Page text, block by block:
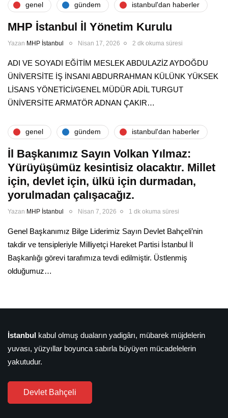
genel gündem i̇stanbul'dan haberler
MHP İstanbul İl Yönetim Kurulu
Yazan MHP İstanbul Nisan 17, 2026 2 dk okuma süresi
ADI VE SOYADI EĞİTİM MESLEK ABDULAZİZ AYDOĞDU
ÜNİVERSİTE İŞ İNSANI ABDURRAHMAN KÜLÜNK YÜKSEK
LİSANS YÖNETİCİ/GENEL MÜDÜR ADİL TURGUT
ÜNİVERSİTE ARMATÖR ADNAN ÇAKIR…
genel gündem i̇stanbul'dan haberler
İl Başkanımız Sayın Volkan Yılmaz:
Yürüyüşümüz kesintisiz olacaktır. Millet
için, devlet için, ülkü için durmadan,
yorulmadan çalışacağız.
Yazan MHP İstanbul Nisan 7, 2026 1 dk okuma süresi
Genel Başkanımız Bilge Liderimiz Sayın Devlet Bahçeli’nin
takdir ve tensipleriyle Milliyetçi Hareket Partisi İstanbul İl
Başkanlığı görevi tarafımıza tevdi edilmiştir. Üstlenmiş
olduğumuz…
İstanbul kabul olmuş duaların yadigârı, mübarek müjdelerin
yuvası, yüzyıllar boyunca sabırla büyüyen mücadelelerin
yakutudur.
Devlet Bahçeli